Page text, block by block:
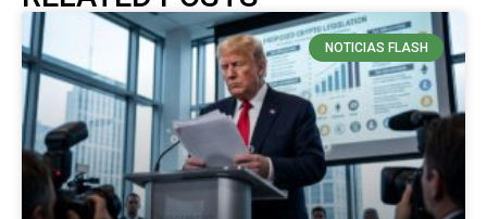
NOTICIAS FLASH